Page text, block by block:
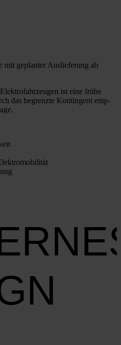
mit geplan­ter Aus­lie­fe­rung ab
ist eine frü­he
das begrenz­te Kon­tin­gent emp­